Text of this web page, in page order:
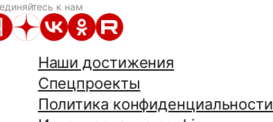
к нам
Наши достижения
Спецпроекты
Политика конфиденциальности